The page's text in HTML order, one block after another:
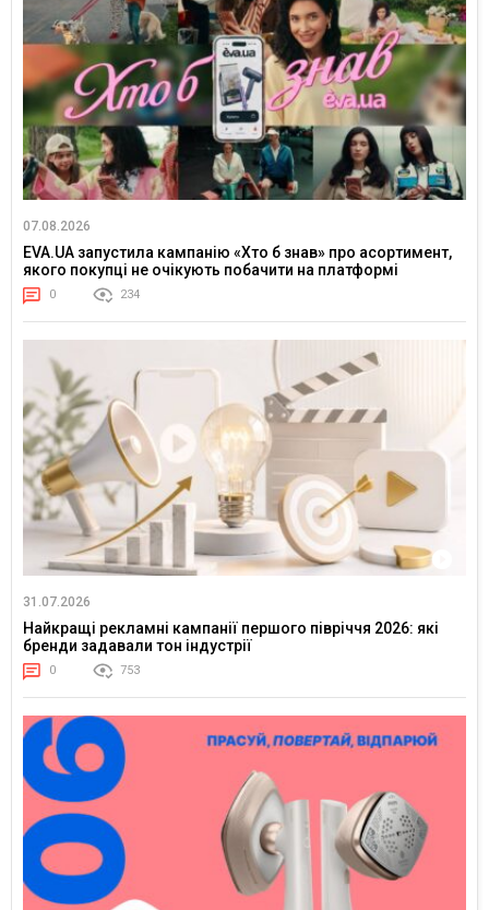
07.08.2026
EVA.UA запустила кампанію «Хто б знав» про асортимент,
якого покупці не очікують побачити на платформі
0 234
31.07.2026
Найкращі рекламні кампанії першого півріччя 2026: які
бренди задавали тон індустрії
0 753